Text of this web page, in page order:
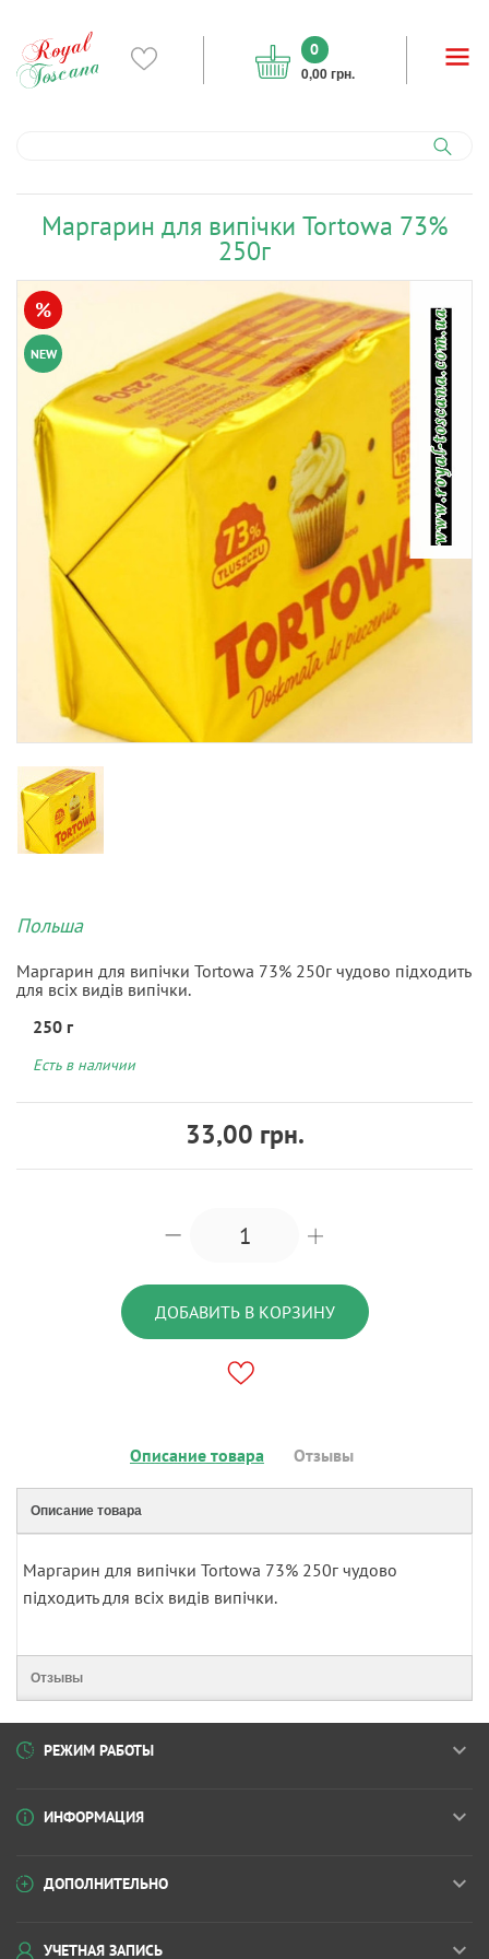
0
0,00 грн.
Маргарин для випічки Tortowa 73%
250г
NEW
%
Польша
Маргарин для випічки Tortowa 73% 250г чудово підходить
для всіх видів випічки.
250 г
Есть в наличии
33,00 грн.
ДОБАВИТЬ В КОРЗИНУ
Описание товара Отзывы
Описание товара
Маргарин для випічки Tortowa 73% 250г чудово
підходить для всіх видів випічки.
Отзывы
РЕЖИМ РАБОТЫ
ИНФОРМАЦИЯ
ДОПОЛНИТЕЛЬНО
УЧЕТНАЯ ЗАПИСЬ